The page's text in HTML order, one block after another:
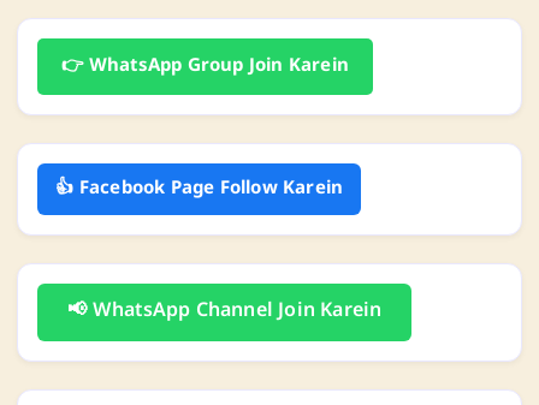
👉 WhatsApp Group Join Karein
👍 Facebook Page Follow Karein
📢 WhatsApp Channel Join Karein